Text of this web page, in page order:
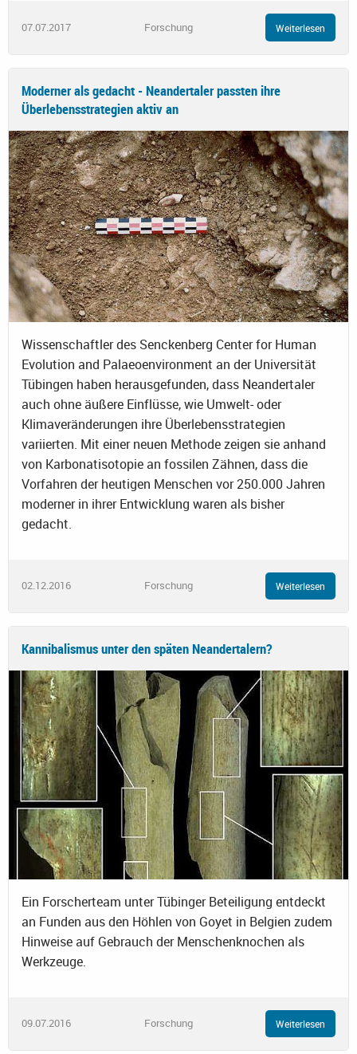
07.07.2017 Forschung Weiterlesen
Moderner als gedacht - Neandertaler passten ihre
Überlebensstrategien aktiv an
Wissenschaftler des Senckenberg Center for Human
Evolution and Palaeoenvironment an der Universität
Tübingen haben herausgefunden, dass Neandertaler
auch ohne äußere Einflüsse, wie Umwelt- oder
Klimaveränderungen ihre Überlebensstrategien
variierten. Mit einer neuen Methode zeigen sie anhand
von Karbonatisotopie an fossilen Zähnen, dass die
Vorfahren der heutigen Menschen vor 250.000 Jahren
moderner in ihrer Entwicklung waren als bisher
gedacht.
02.12.2016 Forschung Weiterlesen
Kannibalismus unter den späten Neandertalern?
Ein Forscherteam unter Tübinger Beteiligung entdeckt
an Funden aus den Höhlen von Goyet in Belgien zudem
Hinweise auf Gebrauch der Menschenknochen als
Werkzeuge.
09.07.2016 Forschung Weiterlesen